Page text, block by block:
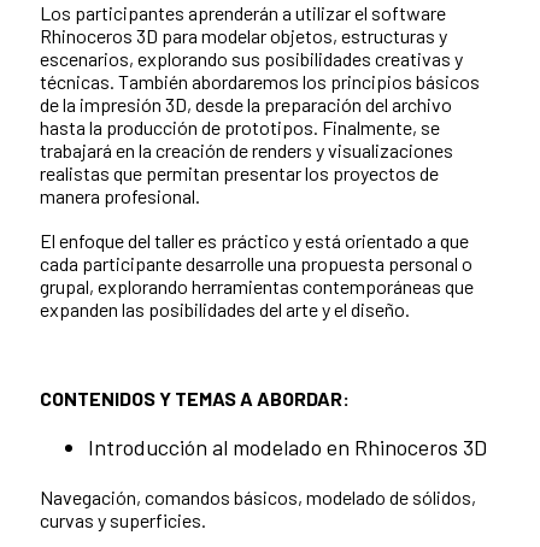
Los participantes aprenderán a utilizar el software
Rhinoceros 3D para modelar objetos, estructuras y
escenarios, explorando sus posibilidades creativas y
técnicas. También abordaremos los principios básicos
de la impresión 3D, desde la preparación del archivo
hasta la producción de prototipos. Finalmente, se
trabajará en la creación de renders y visualizaciones
realistas que permitan presentar los proyectos de
manera profesional.
El enfoque del taller es práctico y está orientado a que
cada participante desarrolle una propuesta personal o
grupal, explorando herramientas contemporáneas que
expanden las posibilidades del arte y el diseño.
CONTENIDOS Y TEMAS A ABORDAR:
Introducción al modelado en Rhinoceros 3D
Navegación, comandos básicos, modelado de sólidos,
curvas y superficies.